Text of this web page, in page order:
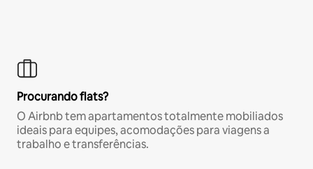
Procurando flats?
O Airbnb tem apartamentos totalmente mobiliados
ideais para equipes, acomodações para viagens a
trabalho e transferências.